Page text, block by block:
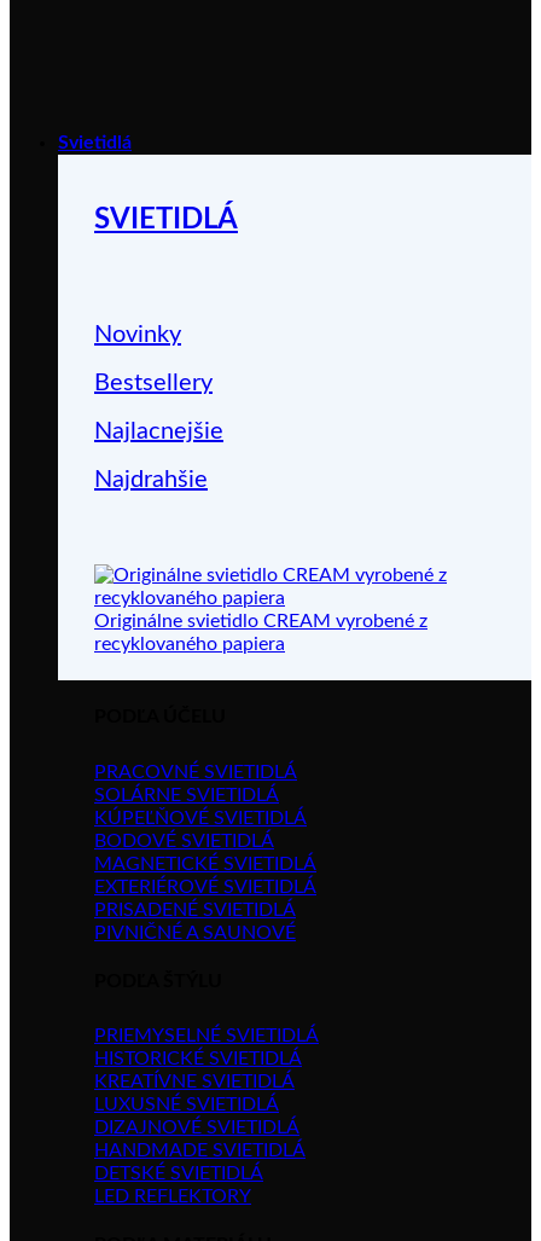
Svietidlá
SVIETIDLÁ
Novinky
Bestsellery
Najlacnejšie
Najdrahšie
Originálne svietidlo CREAM vyrobené z
recyklovaného papiera
PRACOVNÉ SVIETIDLÁ
SOLÁRNE SVIETIDLÁ
KÚPEĽŇOVÉ SVIETIDLÁ
BODOVÉ SVIETIDLÁ
MAGNETICKÉ SVIETIDLÁ
EXTERIÉROVÉ SVIETIDLÁ
PRISADENÉ SVIETIDLÁ
PIVNIČNÉ A SAUNOVÉ
PRIEMYSELNÉ SVIETIDLÁ
HISTORICKÉ SVIETIDLÁ
KREATÍVNE SVIETIDLÁ
LUXUSNÉ SVIETIDLÁ
DIZAJNOVÉ SVIETIDLÁ
HANDMADE SVIETIDLÁ
DETSKÉ SVIETIDLÁ
LED REFLEKTORY